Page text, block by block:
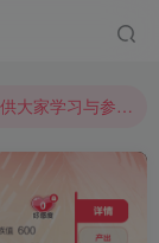
告。
本网站的文章部分内容可能来源于网络，仅供大家学习与参考，如有侵权，请联系站长QQ466107887进行删除处理。